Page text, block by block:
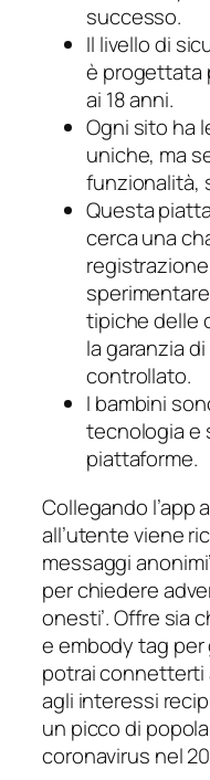
successo.
Il livello di
è progettata
ai 18 anni.
Ogni sito ha
uniche, ma
funzionalità,
Questa
cerca una
tipiche delle
la garanzia
controllato.
I bambini
tecnologia e
piattaforme.
Collegando l’app
all’utente viene
messaggi
per chiedere
onesti’. Offre sia
e embody tag
potrai connetterti
agli interessi
un picco di
coronavirus nel